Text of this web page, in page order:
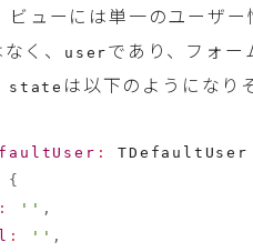
ビューには単一のユーザ
く、 user であり、フォ
state は以下のようになり
: TDefaultUser
{
: '' ,
: '' ,